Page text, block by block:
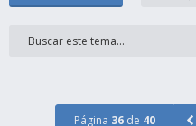
Página 36 de 40